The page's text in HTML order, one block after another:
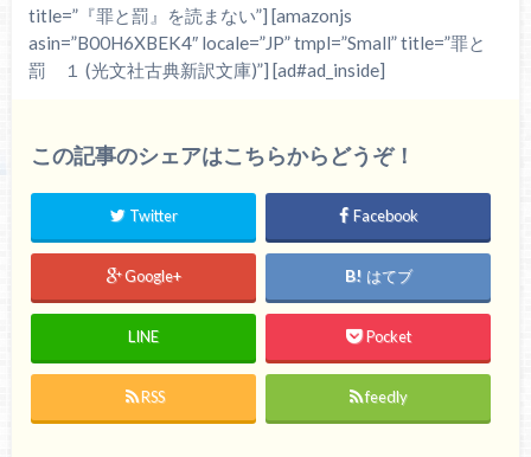
title=”『罪と罰』を読まない”] [amazonjs
asin=”B00H6XBEK4″ locale=”JP” tmpl=”Small” title=”罪と
罰 １ (光文社古典新訳文庫)”] [ad#ad_inside]
この記事のシェアはこちらからどうぞ！
Twitter Facebook
Google+ はてブ
LINE Pocket
RSS feedly